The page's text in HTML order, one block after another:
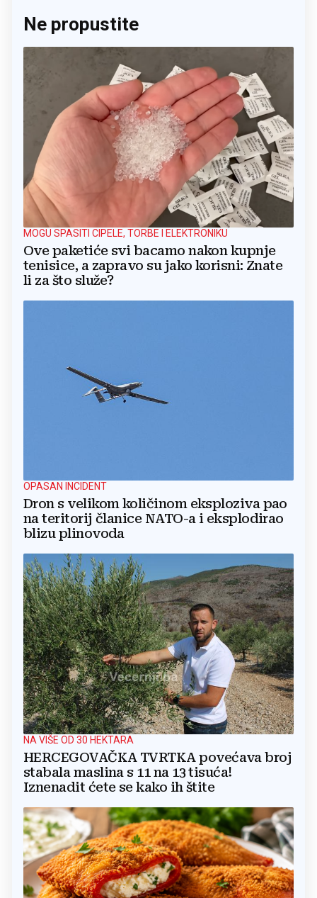
Ne propustite
MOGU SPASITI CIPELE, TORBE I ELEKTRONIKU
Ove paketiće svi bacamo nakon kupnje
tenisice, a zapravo su jako korisni: Znate
li za što služe?
OPASAN INCIDENT
Dron s velikom količinom eksploziva pao
na teritorij članice NATO-a i eksplodirao
blizu plinovoda
NA VIŠE OD 30 HEKTARA
HERCEGOVAČKA TVRTKA povećava broj
stabala maslina s 11 na 13 tisuća!
Iznenadit ćete se kako ih štite